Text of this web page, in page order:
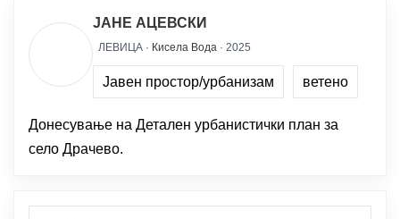
ЈАНЕ АЦЕВСКИ
ЛЕВИЦА · Кисела Вода · 2025
Јавен простор/урбанизам ветено
Донесување на Детален урбанистички план за
село Драчево.